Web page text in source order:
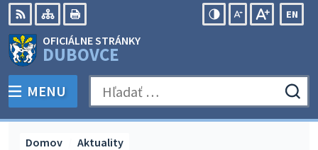
Preskočiť
na
obsah
RSS Mapa
EN
OFICIÁLNE STRÁNKY
DUBOVCE
PREPNÚŤ
MENU Hľadať:
Domov Aktuality